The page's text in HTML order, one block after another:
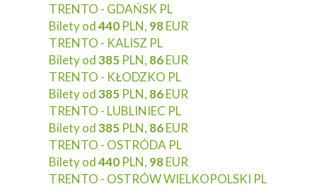
TRENTO - GDAŃSK PL
Bilety od440 PLN, 98EUR
TRENTO - KALISZ PL
Bilety od385 PLN, 86EUR
TRENTO - KŁODZKO PL
Bilety od385 PLN, 86EUR
TRENTO - LUBLINIEC PL
Bilety od385 PLN, 86EUR
TRENTO - OSTRÓDA PL
Bilety od440 PLN, 98EUR
TRENTO - OSTRÓW WIELKOPOLSKI PL